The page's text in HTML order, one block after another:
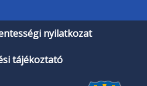
nyilatkozat
tájékoztató